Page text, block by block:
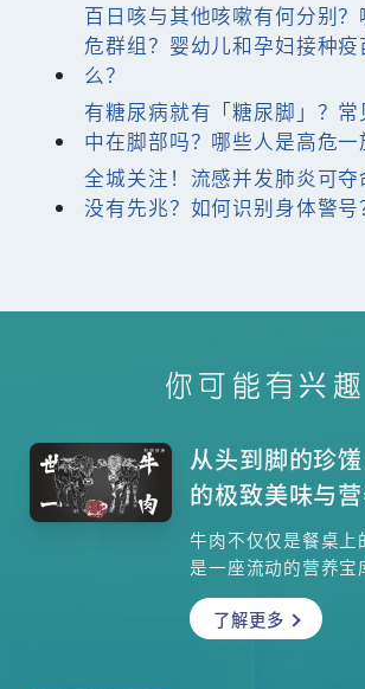
百日咳与其他咳嗽有何分别
危群组？婴幼儿和孕妇接种
么？
有糖尿病就有「糖尿脚」？
中在脚部吗？哪些人是高危一
全城关注！流感并发肺炎可
没有先兆？如何识别身体警号
你可能有兴趣
从头到脚的珍
的极致美味与
牛肉不仅仅是餐桌上
是一座流动的营养宝
柳到富有嚼劲的板腱
藏着独特的风味与口
了解更多